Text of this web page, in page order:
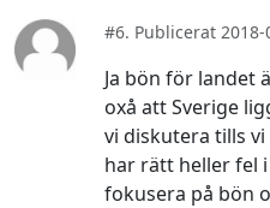
#6. Publicerat 2018-
Ja bön för
oxå att Sverige
vi diskutera tills
har rätt heller fel
fokusera på bön